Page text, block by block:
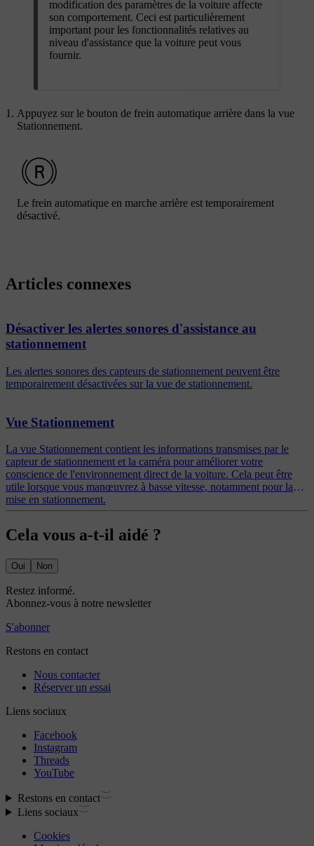
modification des paramètres de la voiture affecte
son comportement. Ceci est particulièrement
important pour les fonctionnalités relatives au
niveau d'assistance que la voiture peut vous
fournir.
Appuyez sur le bouton de frein automatique arrière dans la vue
Stationnement.
Le frein automatique en marche arrière est temporairement
désactivé.
Articles connexes
Désactiver les alertes sonores d'assistance au
stationnement
Les alertes sonores des capteurs de stationnement peuvent être
temporairement désactivées sur la vue de stationnement.
Vue Stationnement
La vue Stationnement contient les informations transmises par le
capteur de stationnement et la caméra pour améliorer votre
conscience de l'environnement direct de la voiture. Cela peut être
utile lorsque vous manœuvrez à basse vitesse, notamment pour la
mise en stationnement.
Cela vous a-t-il aidé ?
Oui Non